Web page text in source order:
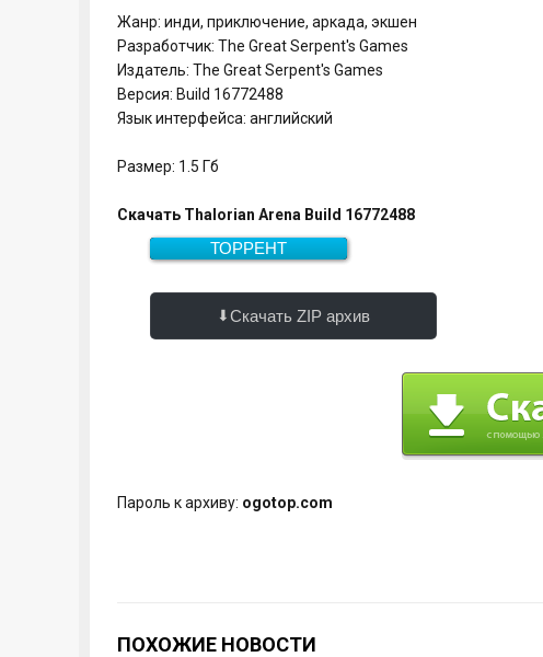
Жанр: инди, приключение, аркада, экшен
Разработчик: The Great Serpent's Games
Издатель: The Great Serpent's Games
Версия: Build 16772488
Язык интерфейса: английский
Размер: 1.5 Гб
Скачать Thalorian Arena Build 16772488
ТОРРЕНТ
1.5 Гб
Скачать
Скачать ZIP архив
Пароль к архиву: ogotop.com
ПОХОЖИЕ НОВОСТИ